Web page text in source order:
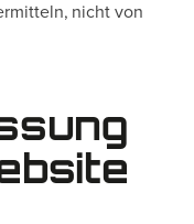
nicht von